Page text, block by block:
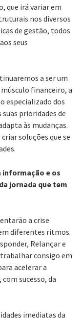
que irá variar em
nos diversos
de gestão, todos
seus
a ser um
financeiro, a
especializado dos
prioridades de
às mudanças.
soluções que se
informação e os
jornada que tem
a crise
diferentes ritmos.
Relançar e
consigo em
acelerar a
sucesso, da
imediatas da